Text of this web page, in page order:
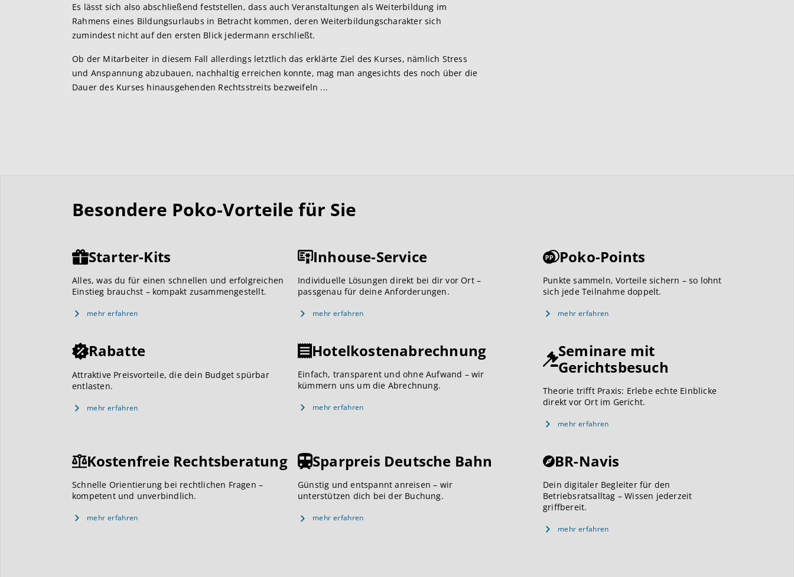
Es lässt sich also abschließend feststellen, dass auch Veranstaltungen als Weiterbildung im
Rahmens eines Bildungsurlaubs in Betracht kommen, deren Weiterbildungscharakter sich
zumindest nicht auf den ersten Blick jedermann erschließt.
Ob der Mitarbeiter in diesem Fall allerdings letztlich das erklärte Ziel des Kurses, nämlich Stress
und Anspannung abzubauen, nachhaltig erreichen konnte, mag man angesichts des noch über die
Dauer des Kurses hinausgehenden Rechtsstreits bezweifeln ...
Besondere Poko-Vorteile für Sie
Starter-Kits
Alles, was du für einen schnellen und erfolgreichen
Einstieg brauchst – kompakt zusammengestellt.
mehr erfahren
Inhouse-Service
Individuelle Lösungen direkt bei dir vor Ort –
passgenau für deine Anforderungen.
mehr erfahren
Poko-Points
Punkte sammeln, Vorteile sichern – so lohnt
sich jede Teilnahme doppelt.
mehr erfahren
Rabatte
Attraktive Preisvorteile, die dein Budget spürbar
entlasten.
mehr erfahren
Hotelkostenabrechnung
Einfach, transparent und ohne Aufwand – wir
kümmern uns um die Abrechnung.
mehr erfahren
Seminare mit
Gerichtsbesuch
Theorie trifft Praxis: Erlebe echte Einblicke
direkt vor Ort im Gericht.
mehr erfahren
Kostenfreie Rechtsberatung
Schnelle Orientierung bei rechtlichen Fragen –
kompetent und unverbindlich.
mehr erfahren
Sparpreis Deutsche Bahn
Günstig und entspannt anreisen – wir
unterstützen dich bei der Buchung.
mehr erfahren
BR-Navis
Dein digitaler Begleiter für den
Betriebsratsalltag – Wissen jederzeit
griffbereit.
mehr erfahren